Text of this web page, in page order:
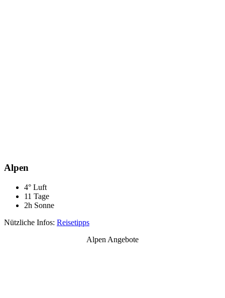
Alpen
4° Luft
11 Tage
2h Sonne
Nützliche Infos: Reisetipps
Alpen Angebote